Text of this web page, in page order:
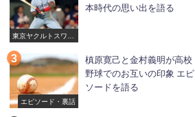
東京ヤクルトスワロ
本時代の思い出を語る
エピソード・裏話
槙原寛己と金村義明が高校
野球でのお互いの印象 エピ
ソードを語る